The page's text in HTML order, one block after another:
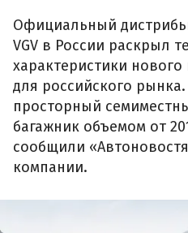
Официальный
VGV в России раскрыл
характеристики
для российского
просторный
багажник объемом от
сообщили
компании.